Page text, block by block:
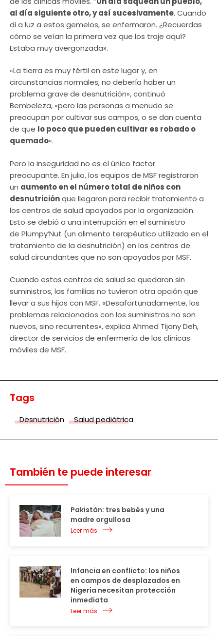
al día siguiente otro, y así sucesivamente. Cuando
di a luz a estos gemelos, se enfermaron. ¿Recuerdas
cómo se veían la primera vez que los traje aquí?
Estaba muy avergonzada».
«La tierra es muy fértil en este lugar y, en
circunstancias normales, no debería haber un
problema grave de desnutrición», continuó
Bembeleza, «pero las personas a menudo se
preocupan por cultivar sus campos, o se dan cuenta
de que lo poco que pueden cultivar es robado o
quemado«.
Pero la inseguridad no es el único factor
preocupante. En julio, los equipos de MSF registraron
un aumento en el número total de niños con
desnutriciónque llegaron para recibir tratamiento a
los centros de salud apoyados por la organización.
Esto se debió a una interrupción en el suministro
de Plumpy’Nut (un alimento terapéutico utilizado en el
tratamiento de la desnutrición) en los centros de
salud circundantes que no son apoyados por MSF.
Cuando estos centros de salud se quedaron sin
suministros, las familias no tuvieron otra opción que
llevar a sus hijos con MSF. «Desafortunadamente, los
problemas relacionados con los suministros no son
nuevos, sino recurrentes», explica Ahmed Tijany Deh,
director de servicios de enfermería de las clínicas
móviles de MSF.
Tags
Desnutrición Salud pediátrica
También te puede interesar
Pakistán: tres bebés y una
madre orgullosa
Leer más
Infancia en conflicto: los niños
en campos de desplazados en
Nigeria necesitan protección
inmediata
Leer más